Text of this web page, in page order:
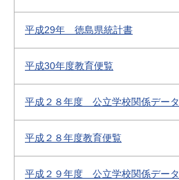
平成29年 徳島県統計書
平成30年度教育便覧
平成２８年度 公立学校関係データ
平成２８年度教育便覧
平成２９年度 公立学校関係データ